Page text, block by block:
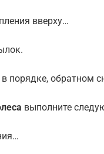
вверху…
порядке, обратном
выполните